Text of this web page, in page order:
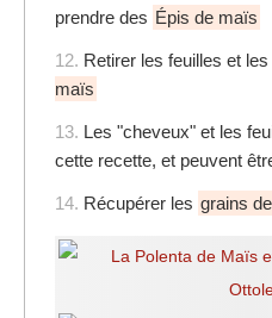
prendre des Épis de maïs
12. Retirer les feuilles et
maïs
13. Les "cheveux" et les
cette recette, et peuvent
14. Récupérer les grains